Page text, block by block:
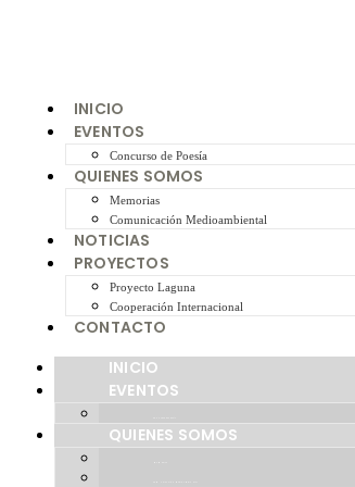
INICIO
EVENTOS
Concurso de Poesía
QUIENES SOMOS
Memorias
Comunicación Medioambiental
NOTICIAS
PROYECTOS
Proyecto Laguna
Cooperación Internacional
CONTACTO
INICIO
EVENTOS
QUIENES SOMOS